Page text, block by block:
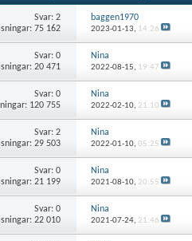
Svar: 2
75 162
baggen1970
2023-01-13, 14:26
Svar: 0
20 471
Nina
2022-08-15, 19:47
Svar: 0
120 755
Nina
2022-02-10, 21:10
Svar: 2
29 503
Nina
2022-01-10,05:25
Svar: 0
21 199
Nina
2021-08-10, 20:55
Svar: 0
22 010
Nina
2021-07-24, 21:46